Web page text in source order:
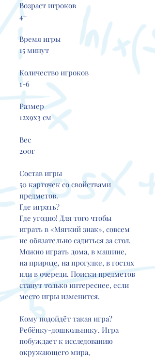
Возраст игроков
4+
Время игры
15 минут
Количество игроков
1-6
Размер
12х9х3 см
Вес
200г
Состав игры
50 карточек cо свойствами
предметов.
Где играть?
Где угодно! Для того чтобы
играть в «Мягкий знак», совсем
не обязательно садиться за стол.
Можно играть дома, в машине,
на природе, на прогулке, в гостях
или в очереди. Поиски предметов
станут только интереснее, если
место игры изменится.
Кому подойдёт такая игра?
Ребёнку-дошкольнику. Игра
побуждает к исследованию
окружающего мира,